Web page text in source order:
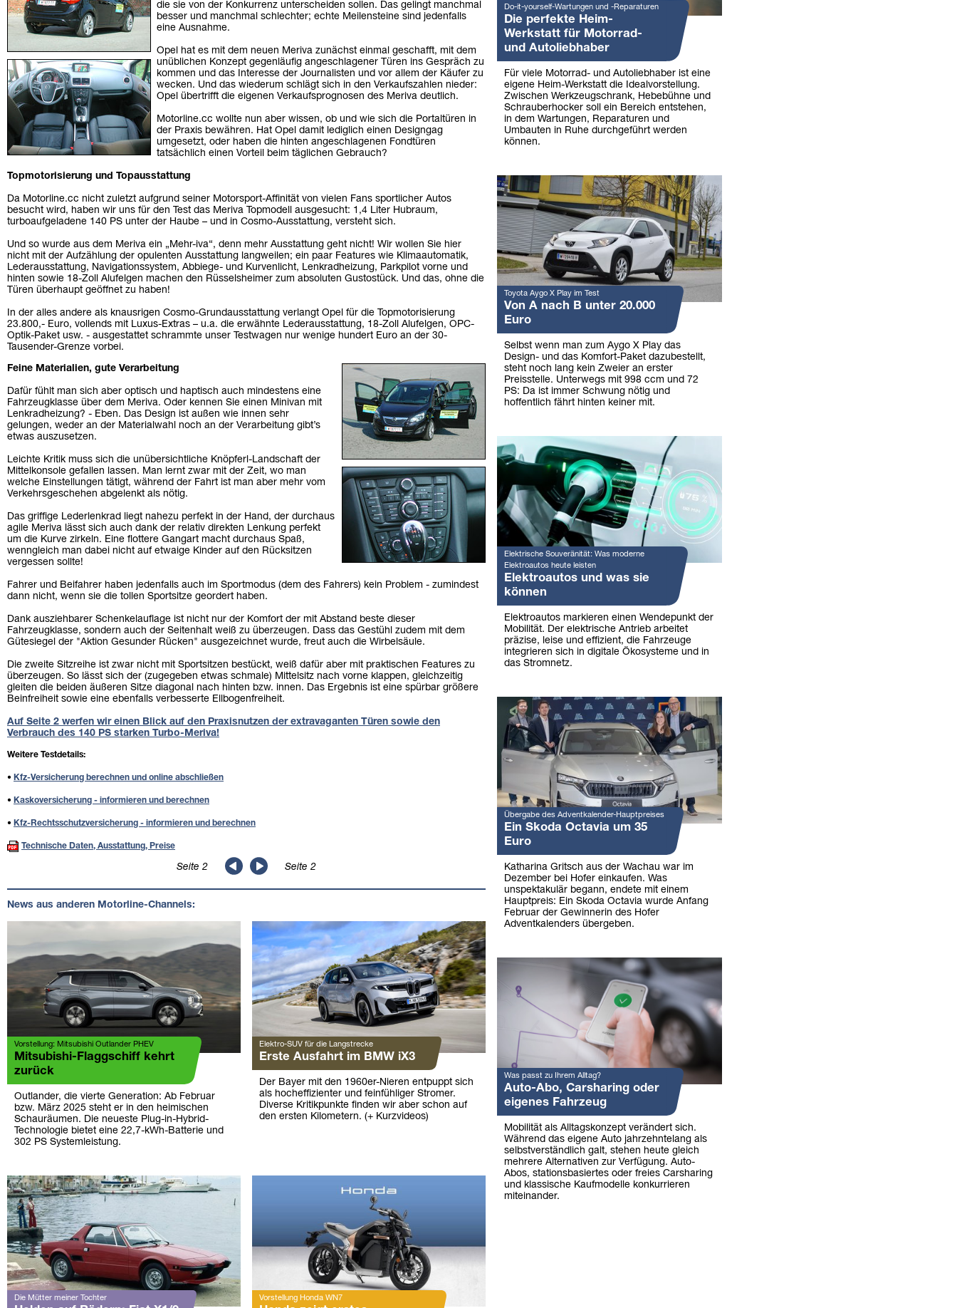
die sie von der Konkurrenz unterscheiden sollen. Das gelingt manchmal
besser und manchmal schlechter; echte Meilensteine sind jedenfalls
eine Ausnahme.
Opel hat es mit dem neuen Meriva zunächst einmal geschafft, mit dem
unüblichen Konzept gegenläufig angeschlagener Türen ins Gespräch zu
kommen und das Interesse der Journalisten und vor allem der Käufer zu
wecken. Und das wiederum schlägt sich in den Verkaufszahlen nieder:
Opel übertrifft die eigenen Verkaufsprognosen des Meriva deutlich.
Motorline.cc wollte nun aber wissen, ob und wie sich die Portaltüren in
der Praxis bewähren. Hat Opel damit lediglich einen Designgag
umgesetzt, oder haben die hinten angeschlagenen Fondtüren
tatsächlich einen Vorteil beim täglichen Gebrauch?
Topmotorisierung und Topausstattung
Da Motorline.cc nicht zuletzt aufgrund seiner Motorsport-Affinität von vielen Fans sportlicher Autos
besucht wird, haben wir uns für den Test das Meriva Topmodell ausgesucht: 1,4 Liter Hubraum,
turboaufgeladene 140 PS unter der Haube – und in Cosmo-Ausstattung, versteht sich.
Und so wurde aus dem Meriva ein „Mehr-iva“, denn mehr Ausstattung geht nicht! Wir wollen Sie hier
nicht mit der Aufzählung der opulenten Ausstattung langweilen; ein paar Features wie Klimaautomatik,
Lederausstattung, Navigationssystem, Abbiege- und Kurvenlicht, Lenkradheizung, Parkpilot vorne und
hinten sowie 18-Zoll Alufelgen machen den Rüsselsheimer zum absoluten Gustostück. Und das, ohne die
Türen überhaupt geöffnet zu haben!
In der alles andere als knausrigen Cosmo-Grundausstattung verlangt Opel für die Topmotorisierung
23.800,- Euro, vollends mit Luxus-Extras – u.a. die erwähnte Lederausstattung, 18-Zoll Alufelgen, OPC-
Optik-Paket usw. - ausgestattet schrammte unser Testwagen nur wenige hundert Euro an der 30-
Tausender-Grenze vorbei.
Feine Materialien, gute Verarbeitung
Dafür fühlt man sich aber optisch und haptisch auch mindestens eine
Fahrzeugklasse über dem Meriva. Oder kennen Sie einen Minivan mit
Lenkradheizung? - Eben. Das Design ist außen wie innen sehr
gelungen, weder an der Materialwahl noch an der Verarbeitung gibt’s
etwas auszusetzen.
Leichte Kritik muss sich die unübersichtliche Knöpferl-Landschaft der
Mittelkonsole gefallen lassen. Man lernt zwar mit der Zeit, wo man
welche Einstellungen tätigt, während der Fahrt ist man aber mehr vom
Verkehrsgeschehen abgelenkt als nötig.
Das griffige Lederlenkrad liegt nahezu perfekt in der Hand, der durchaus
agile Meriva lässt sich auch dank der relativ direkten Lenkung perfekt
um die Kurve zirkeln. Eine flottere Gangart macht durchaus Spaß,
wenngleich man dabei nicht auf etwaige Kinder auf den Rücksitzen
vergessen sollte!
Fahrer und Beifahrer haben jedenfalls auch im Sportmodus (dem des Fahrers) kein Problem - zumindest
dann nicht, wenn sie die tollen Sportsitze geordert haben.
Dank ausziehbarer Schenkelauflage ist nicht nur der Komfort der mit Abstand beste dieser
Fahrzeugklasse, sondern auch der Seitenhalt weiß zu überzeugen. Dass das Gestühl zudem mit dem
Gütesiegel der "Aktion Gesunder Rücken" ausgezeichnet wurde, freut auch die Wirbelsäule.
Die zweite Sitzreihe ist zwar nicht mit Sportsitzen bestückt, weiß dafür aber mit praktischen Features zu
überzeugen. So lässt sich der (zugegeben etwas schmale) Mittelsitz nach vorne klappen, gleichzeitig
gleiten die beiden äußeren Sitze diagonal nach hinten bzw. innen. Das Ergebnis ist eine spürbar größere
Beinfreiheit sowie eine ebenfalls verbesserte Ellbogenfreiheit.
Auf Seite 2 werfen wir einen Blick auf den Praxisnutzen der extravaganten Türen sowie den
Verbrauch des 140 PS starken Turbo-Meriva!
Weitere Testdetails:
• Kfz-Versicherung berechnen und online abschließen
• Kaskoversicherung - informieren und berechnen
• Kfz-Rechtsschutzversicherung - informieren und berechnen
Technische Daten, Ausstattung, Preise
Seite 2 Seite 2
News aus anderen Motorline-Channels:
Vorstellung: Mitsubishi Outlander PHEV
Mitsubishi-Flaggschiff kehrt
zurück
Outlander, die vierte Generation: Ab Februar
bzw. März 2025 steht er in den heimischen
Schauräumen. Die neueste Plug-in-Hybrid-
Technologie bietet eine 22,7-kWh-Batterie und
302 PS Systemleistung.
Elektro-SUV für die Langstrecke
Erste Ausfahrt im BMW iX3
Der Bayer mit den 1960er-Nieren entpuppt sich
als hocheffizienter und feinfühliger Stromer.
Diverse Kritikpunkte finden wir aber schon auf
den ersten Kilometern. (+ Kurzvideos)
Die Mütter meiner Tochter Vorstellung Honda WN7
Do-it-yourself-Wartungen und -Reparaturen
Die perfekte Heim-
Werkstatt für Motorrad-
und Autoliebhaber
Für viele Motorrad- und Autoliebhaber ist eine
eigene Heim-Werkstatt die Idealvorstellung.
Zwischen Werkzeugschrank, Hebebühne und
Schrauberhocker soll ein Bereich entstehen,
in dem Wartungen, Reparaturen und
Umbauten in Ruhe durchgeführt werden
können.
Toyota Aygo X Play im Test
Von A nach B unter 20.000
Euro
Selbst wenn man zum Aygo X Play das
Design- und das Komfort-Paket dazubestellt,
steht noch lang kein Zweier an erster
Preisstelle. Unterwegs mit 998 ccm und 72
PS: Da ist immer Schwung nötig und
hoffentlich fährt hinten keiner mit.
Elektrische Souveränität: Was moderne
Elektroautos heute leisten
Elektroautos und was sie
können
Elektroautos markieren einen Wendepunkt der
Mobilität. Der elektrische Antrieb arbeitet
präzise, leise und effizient, die Fahrzeuge
integrieren sich in digitale Ökosysteme und in
das Stromnetz.
Übergabe des Adventkalender-Hauptpreises
Ein Skoda Octavia um 35
Euro
Katharina Gritsch aus der Wachau war im
Dezember bei Hofer einkaufen. Was
unspektakulär begann, endete mit einem
Hauptpreis: Ein Skoda Octavia wurde Anfang
Februar der Gewinnerin des Hofer
Adventkalenders übergeben.
Was passt zu Ihrem Alltag?
Auto-Abo, Carsharing oder
eigenes Fahrzeug
Mobilität als Alltagskonzept verändert sich.
Während das eigene Auto jahrzehntelang als
selbstverständlich galt, stehen heute gleich
mehrere Alternativen zur Verfügung. Auto-
Abos, stationsbasiertes oder freies Carsharing
und klassische Kaufmodelle konkurrieren
miteinander.